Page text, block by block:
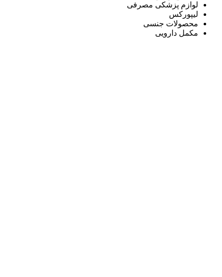
لوازم پزشکی مصرفی
لیپورکس
محصولات جنسی
مکمل دارویی